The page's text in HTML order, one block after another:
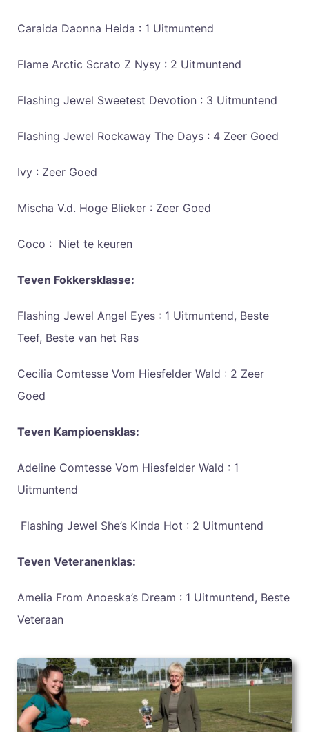
Caraida Daonna Heida : 1 Uitmuntend
Flame Arctic Scrato Z Nysy : 2 Uitmuntend
Flashing Jewel Sweetest Devotion : 3 Uitmuntend
Flashing Jewel Rockaway The Days : 4 Zeer Goed
Ivy : Zeer Goed
Mischa V.d. Hoge Blieker : Zeer Goed
Coco : Niet te keuren
Teven Fokkersklasse:
Flashing Jewel Angel Eyes : 1 Uitmuntend, Beste
Teef, Beste van het Ras
Cecilia Comtesse Vom Hiesfelder Wald : 2 Zeer
Goed
Teven Kampioensklas:
Adeline Comtesse Vom Hiesfelder Wald : 1
Uitmuntend
Flashing Jewel She’s Kinda Hot : 2 Uitmuntend
Teven Veteranenklas:
Amelia From Anoeska’s Dream : 1 Uitmuntend, Beste
Veteraan